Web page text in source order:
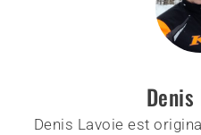
Denis
Denis Lavoie est